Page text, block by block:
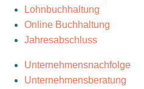
Lohnbuchhaltung
Online Buchhaltung
Jahresabschluss
Unternehmensnachfolge
Unternehmensberatung